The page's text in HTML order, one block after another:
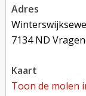
adres
7134 ND
kaart
Toon de molen